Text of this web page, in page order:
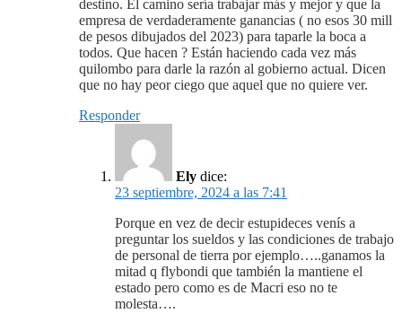
destino. El camino sería trabajar más y mejor y que la
empresa de verdaderamente ganancias ( no esos 30 mill
de pesos dibujados del 2023) para taparle la boca a
todos. Que hacen ? Están haciendo cada vez más
quilombo para darle la razón al gobierno actual. Dicen
que no hay peor ciego que aquel que no quiere ver.
Responder
Ely dice:
23 septiembre, 2024 a las 7:41
Porque en vez de decir estupideces venís a
preguntar los sueldos y las condiciones de trabajo
de personal de tierra por ejemplo…..ganamos la
mitad q flybondi que también la mantiene el
estado pero como es de Macri eso no te
molesta….